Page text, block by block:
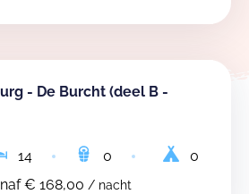
- De Burcht (deel B -
14 0
0
€ 168,00 / nacht